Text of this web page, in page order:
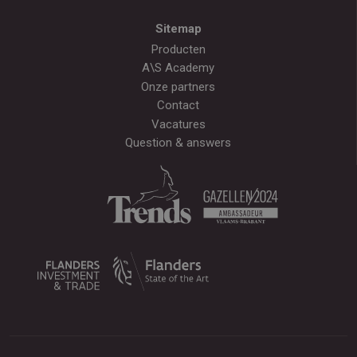
Sitemap
Producten
A\S Academy
Onze partners
Contact
Vacatures
Question & answers